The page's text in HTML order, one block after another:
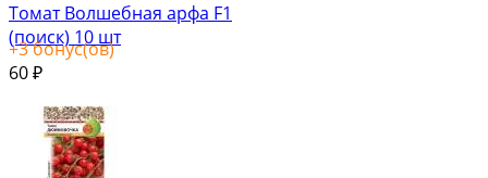
Томат Волшебная арфа F1
(поиск) 10 шт
+3бонус(ов)
60 ₽